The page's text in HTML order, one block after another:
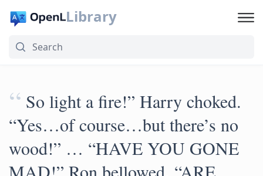
Library
“ So light a fire!” Harry choked.
“Yes…of course…but there’s no
wood!” … “HAVE YOU GONE
MAD!” Ron bellowed. “ARE